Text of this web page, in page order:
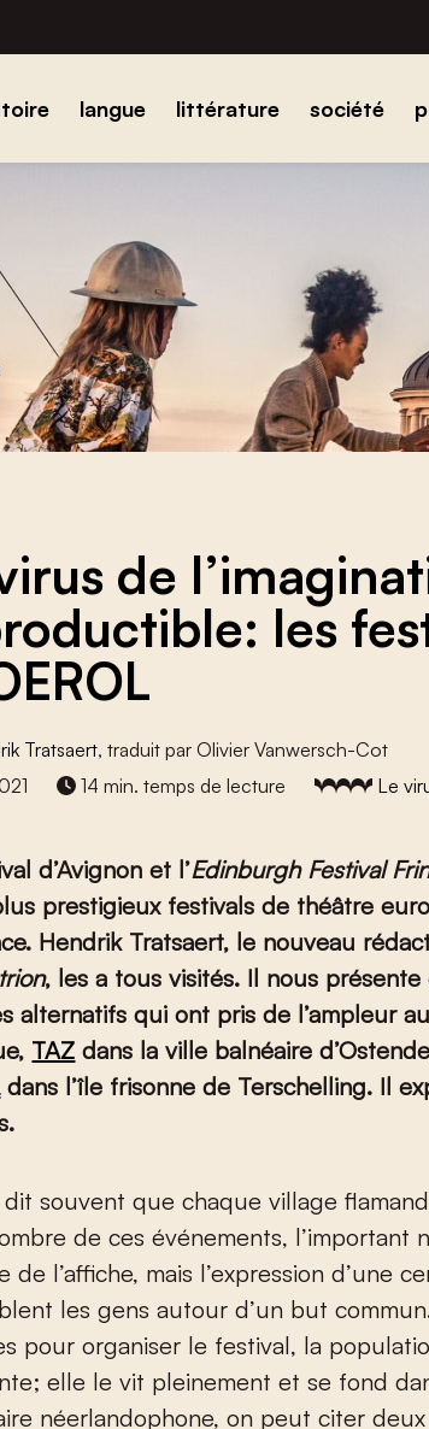
langue littérature société
de
les
Tratsaert, traduit par Olivier Vanwersch-Cot
14 min. temps de lecture Le
d’Avignon et l’Edinburgh Festival
prestigieux festivals de théâtre
Hendrik Tratsaert, le nouveau
, les a tous visités. Il nous
alternatifs qui ont pris de l’ampleur
TAZ dans la ville balnéaire
dans l’île frisonne de Terschelling. Il
de ces événements, l’important
de l’affiche, mais l’expression d’une
les gens autour d’un but
pour organiser le festival, la
elle le vit pleinement et se fond
néerlandophone, on peut citer